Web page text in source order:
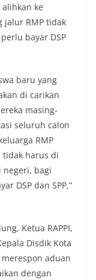
ke
jalur RMP tidak
bayar DSP
baru yang
di carikan
masing-
seluruh calon
RMP
tidak harus di
negeri, bagi
DSP dan SPP,”
Ketua RAPPI,
Disdik Kota
aduan
dengan